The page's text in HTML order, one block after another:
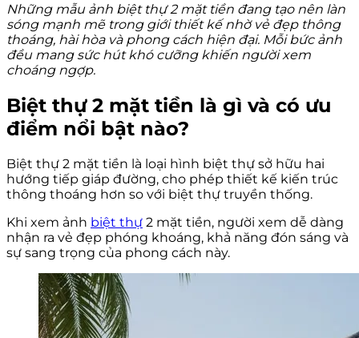
Những mẫu ảnh biệt thự 2 mặt tiền đang tạo nên làn
sóng mạnh mẽ trong giới thiết kế nhờ vẻ đẹp thông
thoáng, hài hòa và phong cách hiện đại. Mỗi bức ảnh
đều mang sức hút khó cưỡng khiến người xem
choáng ngợp.
Biệt thự 2 mặt tiền là gì và có ưu
điểm nổi bật nào?
Biệt thự 2 mặt tiền là loại hình biệt thự sở hữu hai
hướng tiếp giáp đường, cho phép thiết kế kiến trúc
thông thoáng hơn so với biệt thự truyền thống.
Khi xem ảnh biệt thự 2 mặt tiền, người xem dễ dàng
nhận ra vẻ đẹp phóng khoáng, khả năng đón sáng và
sự sang trọng của phong cách này.